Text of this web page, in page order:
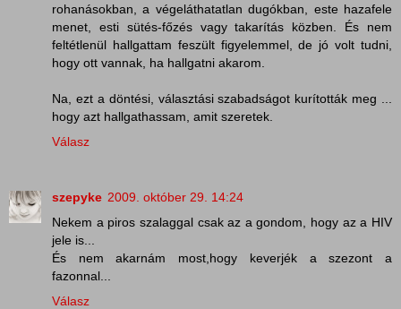
rohanásokban, a végeláthatatlan dugókban, este hazafele
menet, esti sütés-főzés vagy takarítás közben. És nem
feltétlenül hallgattam feszült figyelemmel, de jó volt tudni,
hogy ott vannak, ha hallgatni akarom.
Na, ezt a döntési, választási szabadságot kurították meg ...
hogy azt hallgathassam, amit szeretek.
Válasz
szepyke 2009. október 29. 14:24
Nekem a piros szalaggal csak az a gondom, hogy az a HIV
jele is...
És nem akarnám most,hogy keverjék a szezont a
fazonnal...
Válasz